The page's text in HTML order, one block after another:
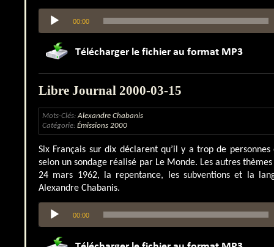
Lecteur
audio
00:00
Libre Journal 2000-03-15
Mots-Clés:Alexandre Chabanis
Catégorie: Émissions 2000
Six Français sur dix déclarent qu’il y a trop de
selon un sondage réalisé par Le Monde. Les autres
24 mars 1962, la repentance, les subventions et la
Alexandre Chabanis.
Lecteur
audio
00:00